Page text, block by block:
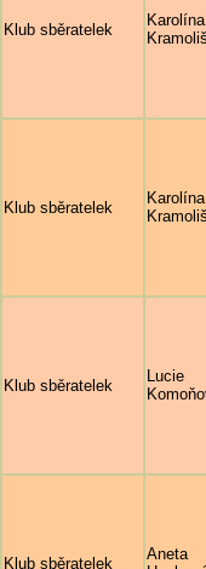
Klub sběratelek
Karolína
Klub sběratelek
Karolína
Klub sběratelek
Lucie
Klub sběratelek
Aneta